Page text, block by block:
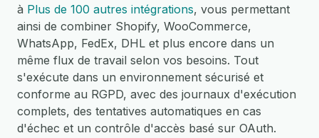
à Plus de 100 autres intégrations, vous permettant
ainsi de combiner Shopify, WooCommerce,
WhatsApp, FedEx, DHL et plus encore dans un
même flux de travail selon vos besoins. Tout
s'exécute dans un environnement sécurisé et
conforme au RGPD, avec des journaux d'exécution
complets, des tentatives automatiques en cas
d'échec et un contrôle d'accès basé sur OAuth.